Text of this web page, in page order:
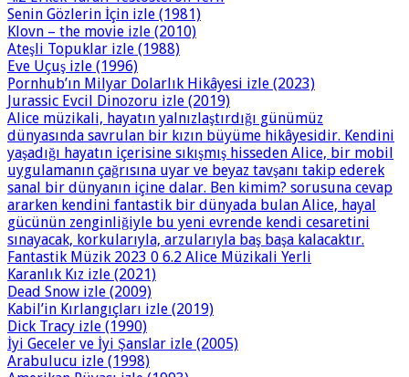
Senin Gözlerin İçin izle (1981)
Klovn – the movie izle (2010)
Ateşli Topuklar izle (1988)
Eve Uçuş izle (1996)
Pornhub’ın Milyar Dolarlık Hikâyesi izle (2023)
Jurassic Evcil Dinozoru izle (2019)
Alice müzikali, hayatın yalnızlaştırdığı günümüz
dünyasında savrulan bir kızın büyüme hikâyesidir. Kendini
yaşadığı hayatın içerisine sıkışmış hisseden Alice, bir mobil
uygulamanın çağrısına uyar ve beyaz tavşanı takip ederek
sanal bir dünyanın içine dalar. Ben kimim? sorusuna cevap
ararken kendini fantastik bir dünyada bulan Alice, hayal
gücünün zenginliğiyle bu yeni evrende kendi cesaretini
sınayacak, korkularıyla, arzularıyla baş başa kalacaktır.
Fantastik Müzik 2023 0 6.2 Alice Müzikali Yerli
Karanlık Kız izle (2021)
Dead Snow izle (2009)
Kabil’in Kırlangıçları izle (2019)
Dick Tracy izle (1990)
İyi Geceler ve İyi Şanslar izle (2005)
Arabulucu izle (1998)